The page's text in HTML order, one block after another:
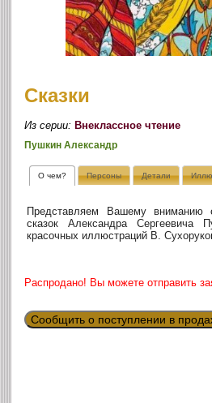
Сказки
Из серии: Внеклассное чтение
Пушкин Александр
О чем? Персоны Детали
Представляем Вашему вниманию
сказок Александра Сергеевича
красочных иллюстраций В.
Распродано! Вы можете отправить
Сообщить о поступлении в